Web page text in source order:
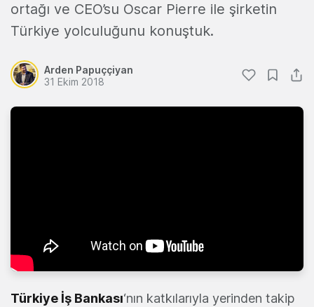
ortağı ve CEO’su Oscar Pierre ile şirketin
Türkiye yolculuğunu konuştuk.
Arden Papuççiyan
31 Ekim 2018
Türkiye İş Bankası‘nın katkılarıyla yerinden takip